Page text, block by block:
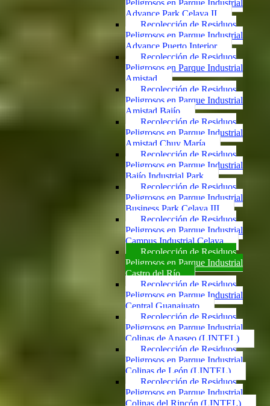
Peligrosos en Parque Industrial
Advance Park Celaya II
Recolección de Residuos
Peligrosos en Parque Industrial
Advance Puerto Interior
Recolección de Residuos
Peligrosos en Parque Industrial
Amistad
Recolección de Residuos
Peligrosos en Parque Industrial
Amistad Bajío
Recolección de Residuos
Peligrosos en Parque Industrial
Amistad Chuy María
Recolección de Residuos
Peligrosos en Parque Industrial
Bajío Industrial Park
Recolección de Residuos
Peligrosos en Parque Industrial
Business Park Celaya III
Recolección de Residuos
Peligrosos en Parque Industrial
Campus Industrial Celaya
Recolección de Residuos
Peligrosos en Parque Industrial
Castro del Río
Recolección de Residuos
Peligrosos en Parque Industrial
Central Guanajuato
Recolección de Residuos
Peligrosos en Parque Industrial
Colinas de Apaseo (LINTEL)
Recolección de Residuos
Peligrosos en Parque Industrial
Colinas de León (LINTEL)
Recolección de Residuos
Peligrosos en Parque Industrial
Colinas del Rincón (LINTEL)